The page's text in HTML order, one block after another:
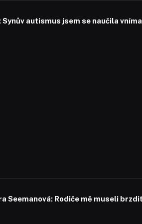
autismus jsem se naučila
Seemanová: Rodiče mě museli